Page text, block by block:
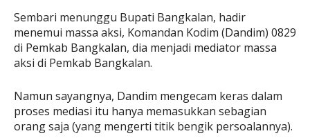
Sembari menunggu Bupati Bangkalan, hadir
menemui massa aksi, Komandan Kodim (Dandim) 0829
di Pemkab Bangkalan, dia menjadi mediator massa
aksi di Pemkab Bangkalan.
Namun sayangnya, Dandim mengecam keras dalam
proses mediasi itu hanya memasukkan sebagian
orang saja (yang mengerti titik bengik persoalannya).